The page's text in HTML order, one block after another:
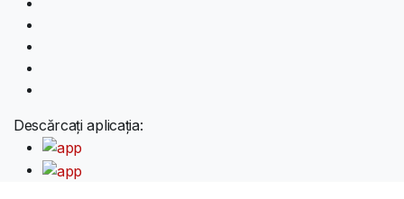
Descărcați aplicația: